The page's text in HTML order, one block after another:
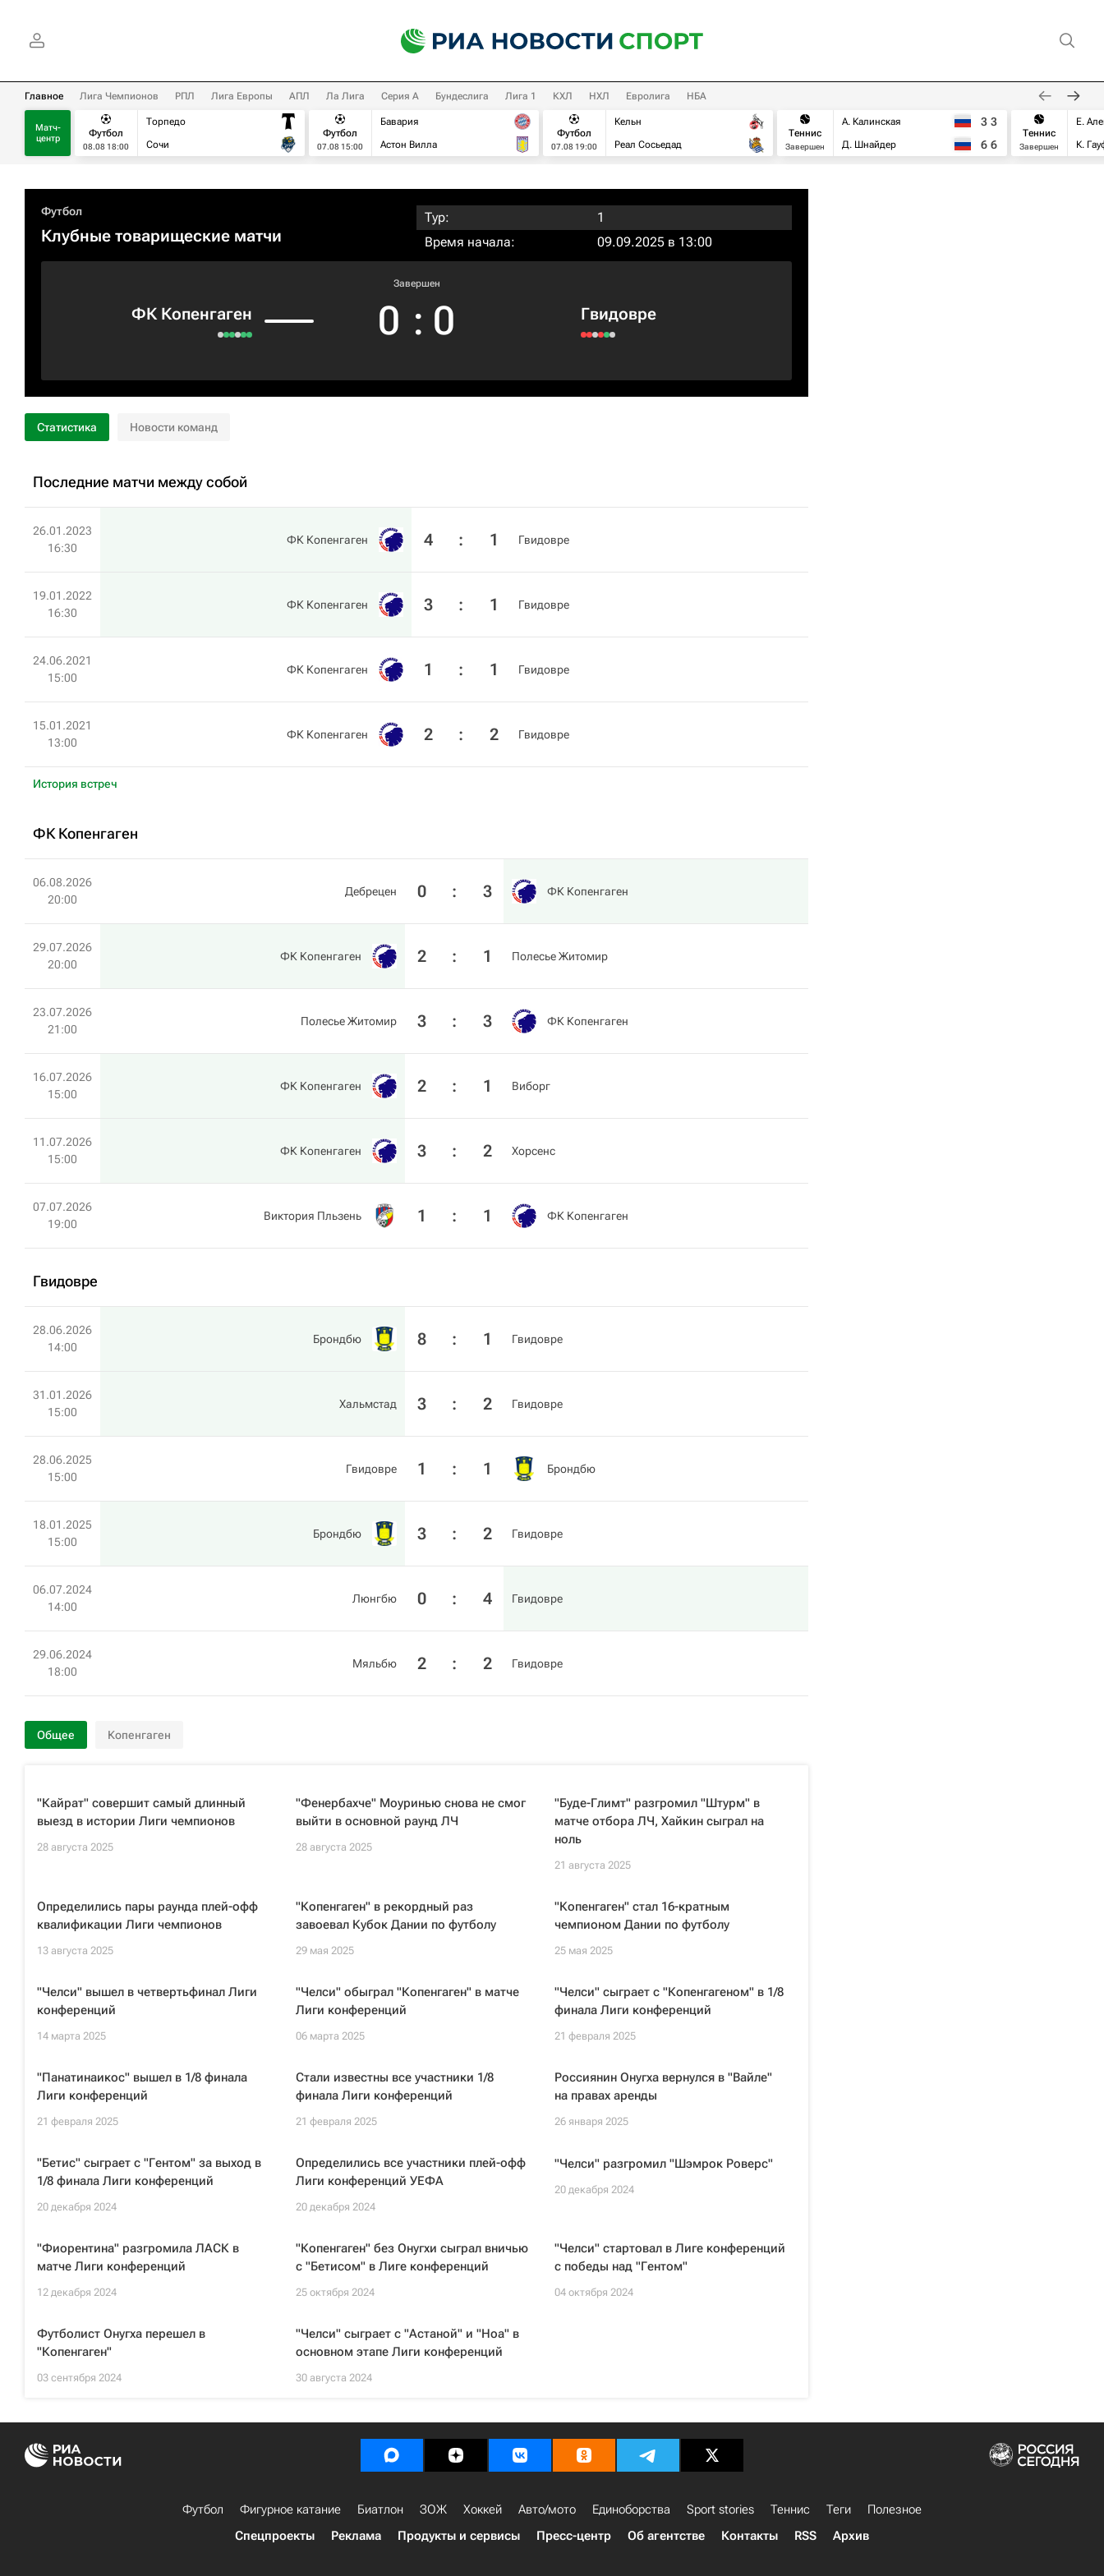
Главное Лига Чемпионов РПЛ Лига Европы АПЛ Ла Лига Серия А Бундеслига Лига 1 КХЛ НХЛ Евролига НБА
Матч-
центр
Футбол
08.08 18:00
Торпедо
Сочи
Футбол
07.08 15:00
Бавария
Астон Вилла
Футбол
07.08 19:00
Кельн
Реал Сосьедад
Теннис
Завершен
А. Калинская
Д. Шнайдер
3 3
6 6
Теннис
Завершен
Е.
К.
Футбол
Клубные товарищеские матчи
Тур:
1
Время начала:
09.09.2025 в 13:00
ФК Копенгаген
Завершен
0 : 0 Гвидовре
Статистика Новости команд
Последние матчи между собой
26.01.2023
16:30
ФК Копенгаген 4 : 1 Гвидовре
19.01.2022
16:30
ФК Копенгаген 3 : 1 Гвидовре
24.06.2021
15:00
ФК Копенгаген 1 : 1 Гвидовре
15.01.2021
13:00
ФК Копенгаген 2 : 2 Гвидовре
История встреч
ФК Копенгаген
06.08.2026
20:00
Дебрецен 0 : 3 ФК Копенгаген
29.07.2026
20:00
ФК Копенгаген 2 : 1 Полесье Житомир
23.07.2026
21:00
Полесье Житомир 3 : 3 ФК Копенгаген
16.07.2026
15:00
ФК Копенгаген 2 : 1 Виборг
11.07.2026
15:00
ФК Копенгаген 3 : 2 Хорсенс
07.07.2026
19:00
Виктория Пльзень 1 : 1 ФК Копенгаген
Гвидовре
28.06.2026
14:00
Брондбю 8 : 1 Гвидовре
31.01.2026
15:00
Хальмстад 3 : 2 Гвидовре
28.06.2025
15:00
Гвидовре 1 : 1 Брондбю
18.01.2025
15:00
Брондбю 3 : 2 Гвидовре
06.07.2024
14:00
Люнгбю 0 : 4 Гвидовре
29.06.2024
18:00
Мяльбю 2 : 2 Гвидовре
Общее Копенгаген
"Кайрат" совершит самый длинный
выезд в истории Лиги чемпионов
28 августа 2025
"Фенербахче" Моуринью снова не смог
выйти в основной раунд ЛЧ
28 августа 2025
"Буде-Глимт" разгромил "Штурм" в
матче отбора ЛЧ, Хайкин сыграл на
ноль
21 августа 2025
Определились пары раунда плей-офф
квалификации Лиги чемпионов
13 августа 2025
"Копенгаген" в рекордный раз
завоевал Кубок Дании по футболу
29 мая 2025
"Копенгаген" стал 16-кратным
чемпионом Дании по футболу
25 мая 2025
"Челси" вышел в четвертьфинал Лиги
конференций
14 марта 2025
"Челси" обыграл "Копенгаген" в матче
Лиги конференций
06 марта 2025
"Челси" сыграет с "Копенгагеном" в 1/8
финала Лиги конференций
21 февраля 2025
"Панатинаикос" вышел в 1/8 финала
Лиги конференций
21 февраля 2025
Стали известны все участники 1/8
финала Лиги конференций
21 февраля 2025
Россиянин Онугха вернулся в "Вайле"
на правах аренды
26 января 2025
"Бетис" сыграет с "Гентом" за выход в
1/8 финала Лиги конференций
20 декабря 2024
Определились все участники плей-офф
Лиги конференций УЕФА
20 декабря 2024
"Челси" разгромил "Шэмрок Роверс"
20 декабря 2024
"Фиорентина" разгромила ЛАСК в
матче Лиги конференций
12 декабря 2024
"Копенгаген" без Онугхи сыграл вничью
с "Бетисом" в Лиге конференций
25 октября 2024
"Челси" стартовал в Лиге конференций
с победы над "Гентом"
04 октября 2024
Футболист Онугха перешел в
"Копенгаген"
03 сентября 2024
"Челси" сыграет с "Астаной" и "Ноа" в
основном этапе Лиги конференций
30 августа 2024
Футбол Фигурное катание Биатлон ЗОЖ Хоккей Авто/мото Единоборства Sport stories Теннис Теги
Полезное
Спецпроекты
Реклама Продукты и сервисы Пресс-центр Об агентстве Контакты RSS Архив